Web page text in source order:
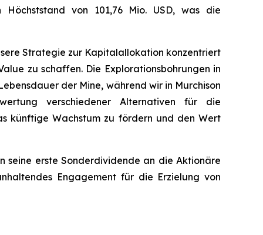
von 101,76 Mio. USD, was die
Strategie zur Kapitalallokation konzentriert
zu schaffen. Die Explorationsbohrungen in
der Mine, während wir in Murchison
verschiedener Alternativen für die
künftige Wachstum zu fördern und den Wert
seine erste Sonderdividende an die Aktionäre
Engagement für die Erzielung von